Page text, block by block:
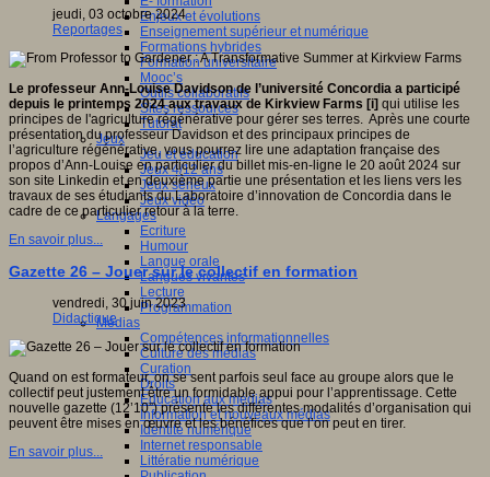
Enjeux et évolutions
Enseignement supérieur et numérique
Formations hybrides
Formation universitaire
Mooc’s
Outils collaboratifs
Sites ressources
Tutorat
Jeux
Jeu et éducation
Jeux 4/12 ans
Jeux sérieux
Jeux vidéo
Langages
Ecriture
Humour
Langue orale
Langues vivantes
Lecture
Programmation
Médias
Compétences informationnelles
Culture des médias
Curation
Droits
Education aux médias
Information et nouveaux médias
Identité numérique
Internet responsable
Littératie numérique
jeudi, 03 octobre 2024
Reportages
Le professeur Ann-Louise Davidson de l’université Concordia a participé
depuis le printemps 2024 aux travaux de Kirkview Farms [i] qui utilise les
principes de l'agriculture régénérative pour gérer ses terres. Après une courte
présentation du professeur Davidson et des principaux principes de
l’agriculture régénérative, vous pourrez lire une adaptation française des
propos d’Ann-Louise en particulier du billet mis-en-ligne le 20 août 2024 sur
son site Linkedin et en deuxième partie une présentation et les liens vers les
travaux de ses étudiants du Laboratoire d’innovation de Concordia dans le
cadre de ce particulier retour à la terre.
En savoir plus...
Gazette 26 – Jouer sur le collectif en formation
vendredi, 30 juin 2023
Didactique
Quand on est formateur, on se sent parfois seul face au groupe alors que le
collectif peut justement être un formidable appui pour l’apprentissage. Cette
nouvelle gazette (12’10”) présente les différentes modalités d’organisation qui
peuvent être mises en œuvre et les bénéfices que l’on peut en tirer.
En savoir plus...